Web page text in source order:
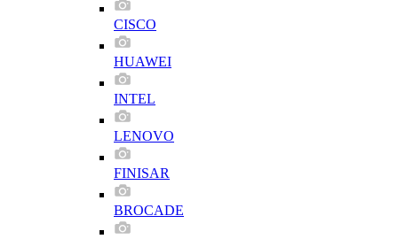
CISCO
HUAWEI
INTEL
LENOVO
FINISAR
BROCADE